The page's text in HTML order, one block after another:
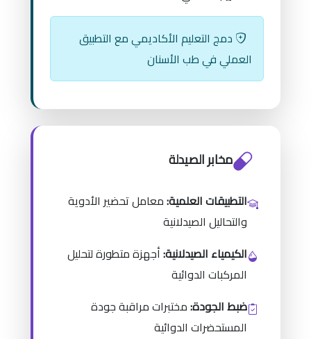
دمج التعليم الأكاديمي مع التطبيق
العملي في طب الأسنان
مخابر الصيدلة
التطبيقات العلمية:معامل تحضير الأدوية
والتحاليل الصيدلانية
الكيمياء الصيدلانية:أجهزة متطورة لتحليل
المركبات الدوائية
ضبط الجودة:مختبرات مراقبة جودة
المستحضرات الدوائية